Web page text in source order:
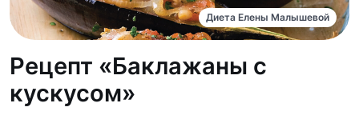
Диета Елены Малышевой
Рецепт «Баклажаны с
кускусом»